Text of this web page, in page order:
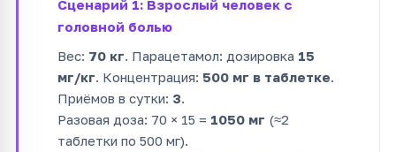
Сценарий 1: Взрослый человек с
головной болью
Вес: 70 кг. Парацетамол: дозировка 15
мг/кг. Концентрация: 500 мг в таблетке.
Приёмов в сутки: 3.
Разовая доза: 70 × 15 = 1050 мг (≈2
таблетки по 500 мг).